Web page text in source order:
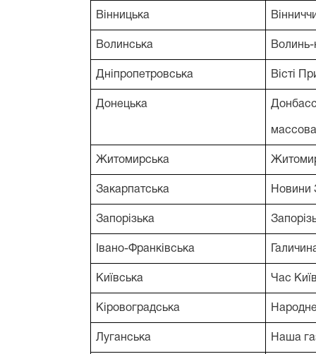
Вінницька Вінничч
Волинська Волинь-
Дніпропетровська Вісті
Донецька
Житомирська
Закарпатська Новини
Запорізька
Івано-Франківська
Київська Час
Кіровоградська
Луганська Наша